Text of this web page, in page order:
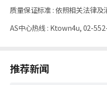
质量保证标准 :依照相关法律及
AS中心热线 : Ktown4u, 02-
推荐新闻